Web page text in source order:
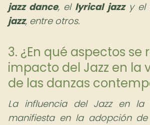
jazz dance, el lyrical jazzy el
jazz, entre otros.
3. ¿En qué aspectos se
impacto del Jazz en la
de las danzas
La influencia del Jazz en la
manifiesta en la adopción de